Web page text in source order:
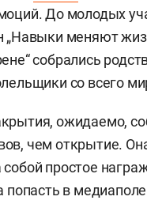
До молодых
„Навыки меняют
собрались
со всего
ожидаемо,
чем открытие.
собой простое
попасть в